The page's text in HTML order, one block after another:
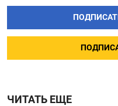
ЧИТАТЬ ЕЩЕ